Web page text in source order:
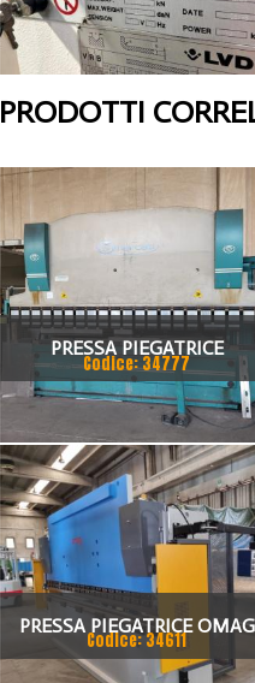
PRODOTTI
PRESSA PIEGATRICE
VIMERCATI 80X4175
Codice: 34777
PRESSA PIEGATRICE OMAG
EPB 10036100 TON X 4MT
Codice: 34611